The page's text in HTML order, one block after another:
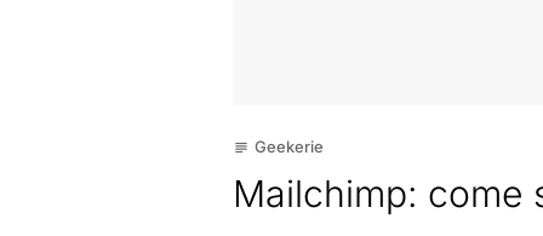
subject Geekerie
Mailchimp: come